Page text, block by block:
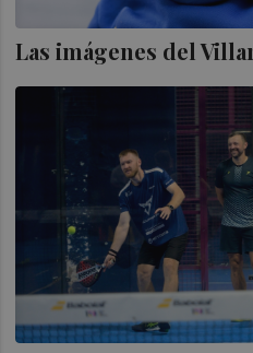
Las imágenes del